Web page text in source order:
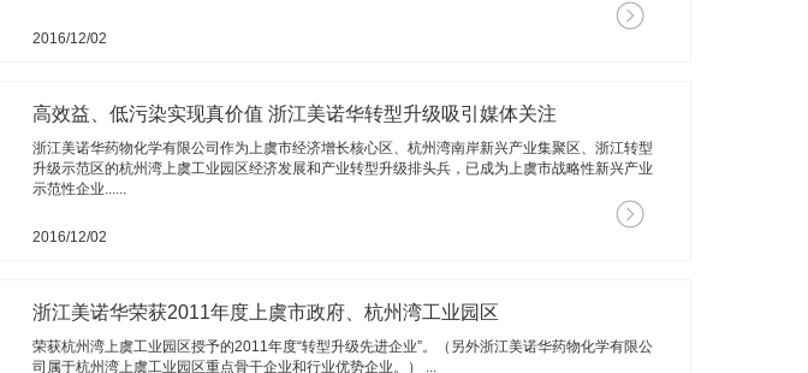
2016/12/02
高效益、低污染实现真价值 浙江美诺华转型升级吸引媒体关注
浙江美诺华药物化学有限公司作为上虞市经济增长核心区、杭州湾南岸新兴产业集聚区、浙江转型
升级示范区的杭州湾上虞工业园区经济发展和产业转型升级排头兵，已成为上虞市战略性新兴产业
示范性企业......
2016/12/02
浙江美诺华荣获2011年度上虞市政府、杭州湾工业园区
荣获杭州湾上虞工业园区授予的2011年度“转型升级先进企业”。（另外浙江美诺华药物化学有限公
司属于杭州湾上虞工业园区重点骨干企业和行业优势企业。） ...